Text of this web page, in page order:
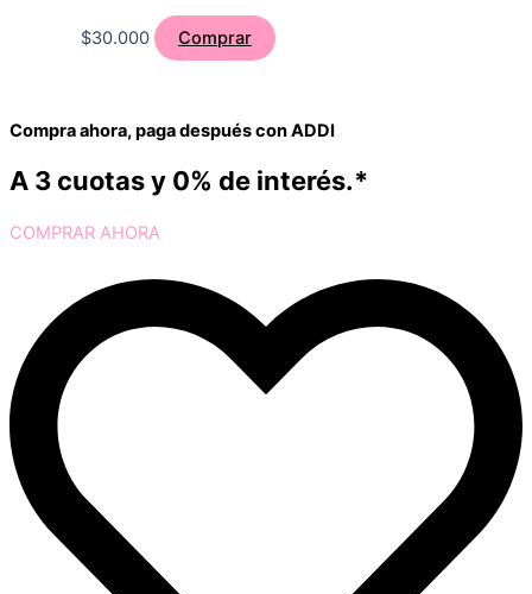
$30.000 Comprar
Compra ahora, paga después con ADDI
A 3 cuotas y 0% de interés.*
COMPRAR AHORA